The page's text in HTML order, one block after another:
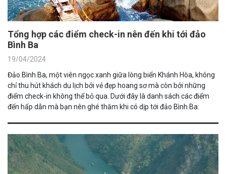
Tổng hợp các điểm check-in nên đến khi tới đảo
Bình Ba
19/04/2024
Đảo Bình Ba, một viên ngọc xanh giữa lòng biển Khánh Hòa, không
chỉ thu hút khách du lịch bởi vẻ đẹp hoang sơ mà còn bởi những
điểm check-in không thể bỏ qua. Dưới đây là danh sách các điểm
đến hấp dẫn mà bạn nên ghé thăm khi có dịp tới đảo Bình Ba: